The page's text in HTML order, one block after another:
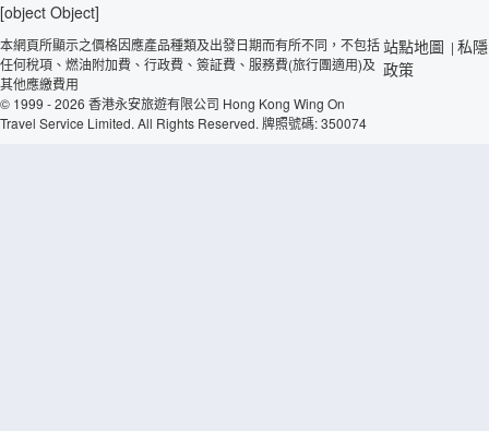
[object Object]
本網頁所顯示之價格因應產品種類及出發日期而有所不同，不包括
任何稅項、燃油附加費、行政費、簽証費、服務費(旅行團適用)及
其他應繳費用
© 1999 - 2026 香港永安旅遊有限公司 Hong Kong Wing On
Travel Service Limited. All Rights Reserved. 牌照號碼: 350074
站點地圖 | 私隱
政策